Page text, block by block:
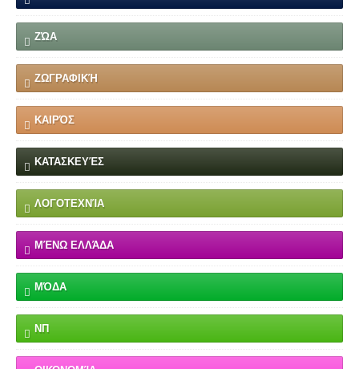
ΖΏΑ
ΖΩΓΡΑΦΙΚΉ
ΚΑΙΡΌΣ
ΚΑΤΑΣΚΕΥΈΣ
ΛΟΓΟΤΕΧΝΊΑ
ΜΈΝΩ ΕΛΛΆΔΑ
ΜΌΔΑ
ΝΠ